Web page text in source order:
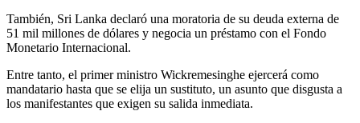
También, Sri Lanka declaró una moratoria de su deuda externa de
51 mil millones de dólares y negocia un préstamo con el Fondo
Monetario Internacional.
Entre tanto, el primer ministro Wickremesinghe ejercerá como
mandatario hasta que se elija un sustituto, un asunto que disgusta a
los manifestantes que exigen su salida inmediata.